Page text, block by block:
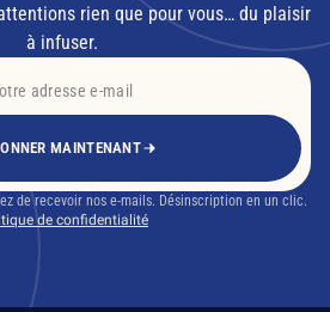
rien que pour vous… du plaisir
à infuser.
MAINTENANT
de recevoir nos e-mails. Désinscription en un clic.
de confidentialité